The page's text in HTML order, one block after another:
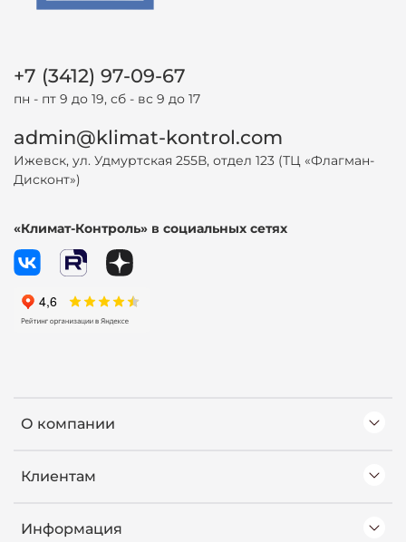
О компании
Клиентам
Информация
+7 (3412) 97-09-67
пн - пт 9 до 19, сб - вс 9 до 17
admin@klimat-kontrol.com
Ижевск, ул. Удмуртская 255В, отдел 123 (ТЦ «Флагман-
Дисконт»)
«Климат-Контроль» в социальных сетях